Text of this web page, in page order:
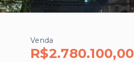
Venda
R$2.780.100,00